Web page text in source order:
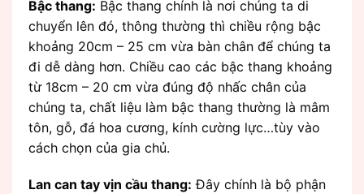
Bậc thang: Bậc thang chính là nơi chúng ta di
chuyển lên đó, thông thường thì chiều rộng bậc
khoảng 20cm – 25 cm vừa bàn chân để chúng ta
đi dễ dàng hơn. Chiều cao các bậc thang khoảng
từ 18cm – 20 cm vừa đúng độ nhấc chân của
chúng ta, chất liệu làm bậc thang thường là mâm
tôn, gỗ, đá hoa cương, kính cường lực…tùy vào
cách chọn của gia chủ.
Lan can tay vịn cầu thang: Đây chính là bộ phận